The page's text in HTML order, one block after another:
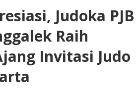
Judoka PJB
Raih
Invitasi Judo